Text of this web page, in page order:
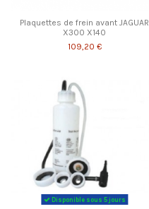
Plaquettes de frein avant JAGUAR
X300 X140
109,20 €
Disponible sous 5 jours